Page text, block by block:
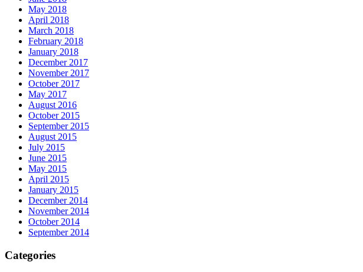
May 2018
April 2018
March 2018
February 2018
January 2018
December 2017
November 2017
October 2017
May 2017
August 2016
October 2015
September 2015
August 2015
July 2015
June 2015
May 2015
April 2015
January 2015
December 2014
November 2014
October 2014
September 2014
Categories